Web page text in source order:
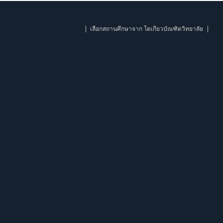
เลือกสถานศึกษาจาก โตเกียวบัณฑิตวิทยาลัย